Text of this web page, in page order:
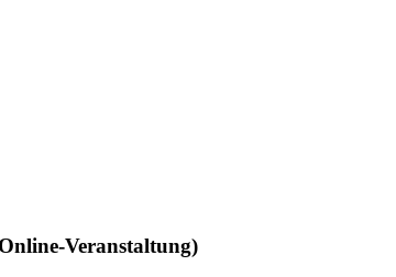
Veranstaltung)